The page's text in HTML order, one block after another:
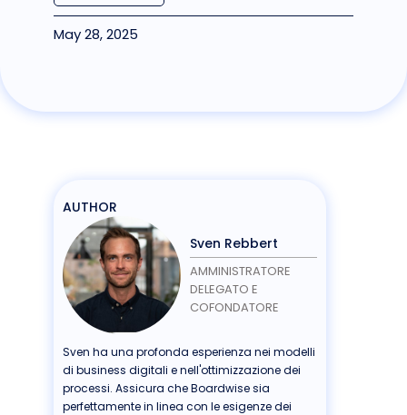
May 28, 2025
AUTHOR
Sven Rebbert
AMMINISTRATORE
DELEGATO E
COFONDATORE
Sven ha una profonda esperienza nei modelli
di business digitali e nell'ottimizzazione dei
processi. Assicura che Boardwise sia
perfettamente in linea con le esigenze dei